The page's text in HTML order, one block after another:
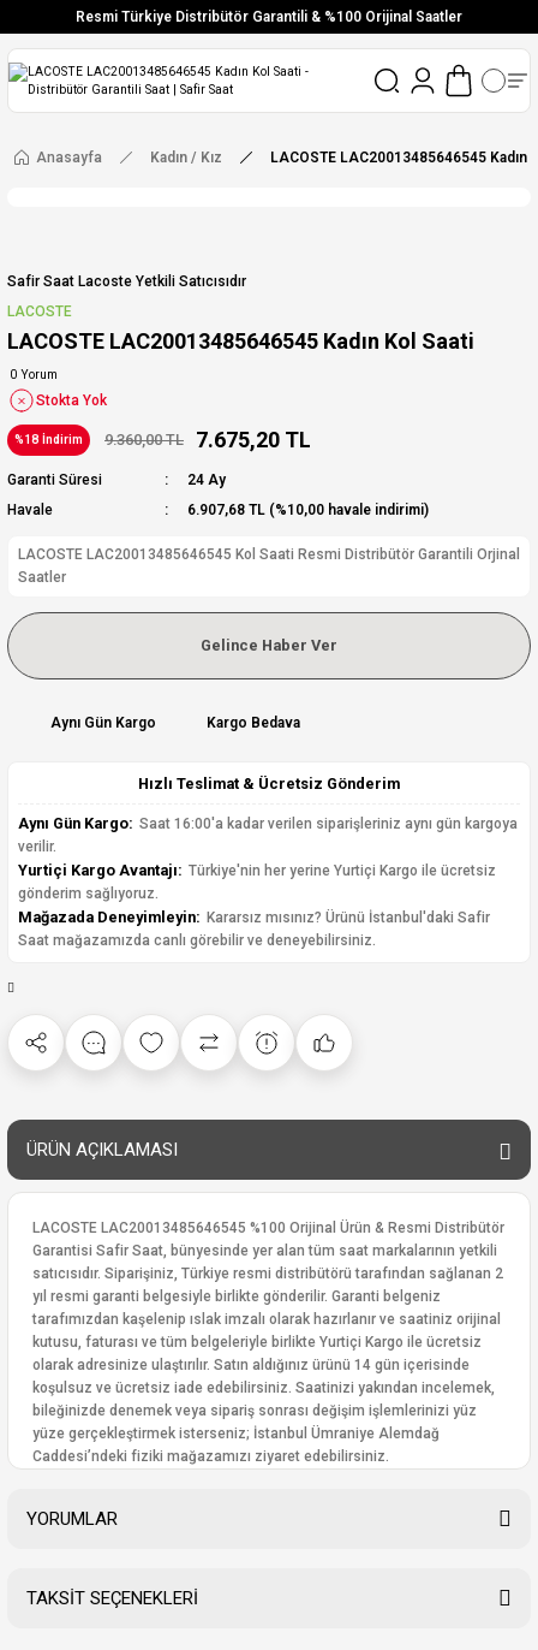
Resmi Türkiye Distribütör Garantili & %100 Orijinal Saatler
Vade Farksız 6 Taksit
Aynı Gün Stoktan Gönderim
Ücretsiz Kargo
Anasayfa Kadın / Kız LACOSTE LAC20013485646545 Kadın
Safir Saat Lacoste Yetkili Satıcısıdır
LACOSTE
LACOSTE LAC20013485646545 Kadın Kol Saati
0 Yorum
Stokta Yok
%18 İndirim 9.360,00 TL 7.675,20 TL
Garanti Süresi
24 Ay
Havale
6.907,68 TL (%10,00 havale indirimi)
LACOSTE LAC20013485646545 Kol Saati Resmi Distribütör Garantili Orjinal
Saatler
Gelince Haber Ver
Aynı Gün Kargo Kargo Bedava
Hızlı Teslimat & Ücretsiz Gönderim
Aynı Gün Kargo: Saat 16:00'a kadar verilen siparişleriniz aynı gün kargoya
verilir.
Yurtiçi Kargo Avantajı: Türkiye'nin her yerine Yurtiçi Kargo ile ücretsiz
gönderim sağlıyoruz.
Mağazada Deneyimleyin: Kararsız mısınız? Ürünü İstanbul'daki Safir
Saat mağazamızda canlı görebilir ve deneyebilirsiniz.
ÜRÜN AÇIKLAMASI
LACOSTE LAC20013485646545 %100 Orijinal Ürün & Resmi Distribütör
Garantisi Safir Saat, bünyesinde yer alan tüm saat markalarının yetkili
satıcısıdır. Siparişiniz, Türkiye resmi distribütörü tarafından sağlanan 2
yıl resmi garanti belgesiyle birlikte gönderilir. Garanti belgeniz
tarafımızdan kaşelenip ıslak imzalı olarak hazırlanır ve saatiniz orijinal
kutusu, faturası ve tüm belgeleriyle birlikte Yurtiçi Kargo ile ücretsiz
olarak adresinize ulaştırılır. Satın aldığınız ürünü 14 gün içerisinde
koşulsuz ve ücretsiz iade edebilirsiniz. Saatinizi yakından incelemek,
bileğinizde denemek veya sipariş sonrası değişim işlemlerinizi yüz
yüze gerçekleştirmek isterseniz; İstanbul Ümraniye Alemdağ
Caddesi’ndeki fiziki mağazamızı ziyaret edebilirsiniz.
YORUMLAR
TAKSİT SEÇENEKLERİ